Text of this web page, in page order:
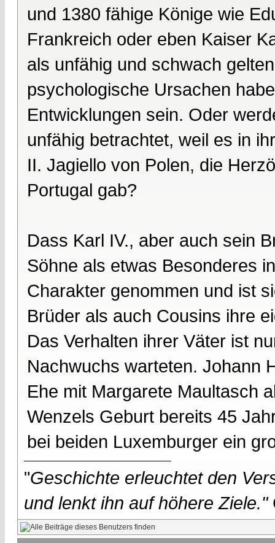
und 1380 fähige Könige wie
Frankreich oder eben Kaiser
als unfähig und schwach
psychologische Ursachen
Entwicklungen sein. Oder
unfähig betrachtet, weil es in
II. Jagiello von Polen, die
Portugal gab?
Dass Karl IV., aber auch sein
Söhne als etwas Besonderes
Charakter genommen und ist
Brüder als auch Cousins ihre
Das Verhalten ihrer Väter ist
Nachwuchs warteten. Johann
Ehe mit Margarete Maultasch
Wenzels Geburt bereits 45
bei beiden Luxemburger ein
"Geschichte erleuchtet den
und lenkt ihn auf höhere Ziele."